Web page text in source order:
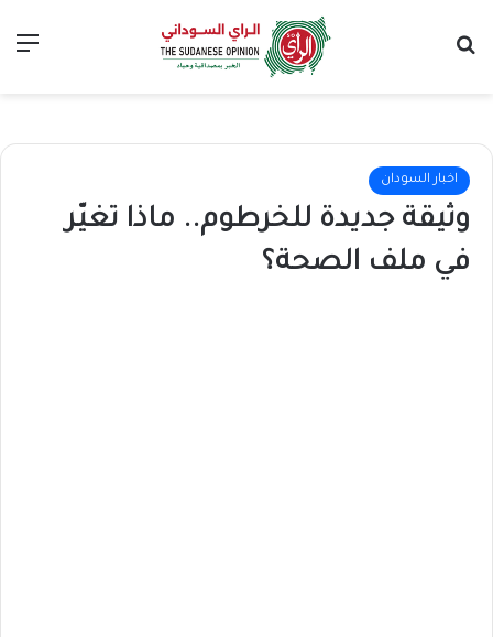
اخبار السودان
وثيقة جديدة للخرطوم.. ماذا تغيّر
في ملف الصحة؟